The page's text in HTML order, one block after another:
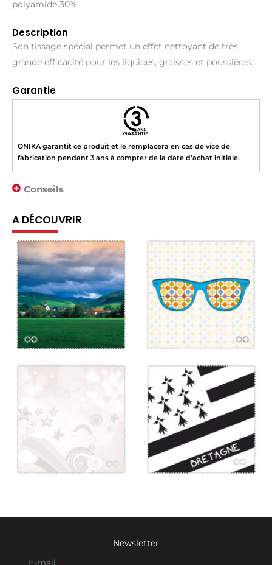
polyamide 30%
Description
Son tissage spécial permet un effet nettoyant de très
grande efficacité pour les liquides, graisses et poussières.
Garantie
ONIKA garantit ce produit et le remplacera en cas de vice de
fabrication pendant 3 ans à compter de la date d’achat initiale.
Conseils
A DÉCOUVRIR
Newsletter
E-mail *